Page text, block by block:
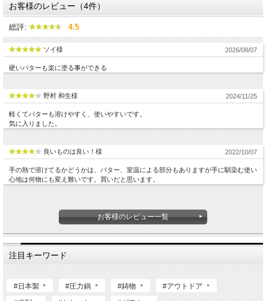
お客様のレビュー（4件）
総評: 4.5
ソイ様 2026/08/07
硬いバターも楽に塗る事ができる
野村 和生様 2024/11/25
軽くてバターも溶けやすく、使いやすいです。
気に入りました。
良いものは良い！様 2022/10/07
手の熱で溶けてるかどうかは、バター、室温による部分もありますが手に馴染む使い
心地は何物にも変え難いです。買いだと思います。
お客様のレビュー一覧
注目キーワード
#日本製 #圧力鍋 #鋳物 #アウトドア